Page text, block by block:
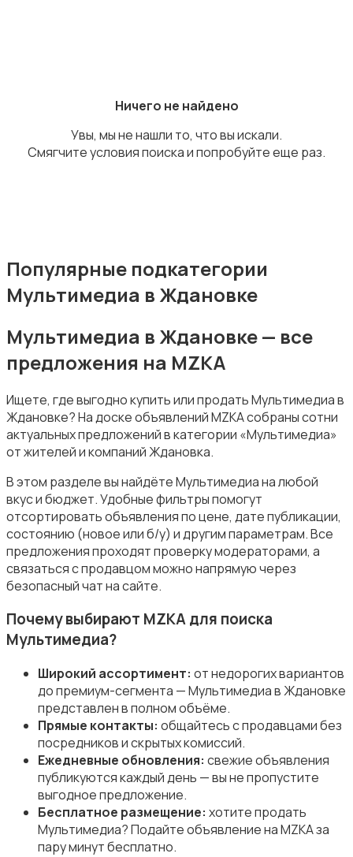
Накопители данных и картридеры
Программное обеспечение
Рули, джойстики, геймпады
Комплектующие и запчасти
Аксессуары
Ничего не найдено
Увы, мы не нашли то, что вы искали.
Смягчите условия поиска и попробуйте еще раз.
Популярные подкатегории
Мультимедиа в Ждановке
Мультимедиа в Ждановке — все
предложения на MZKA
Ищете, где выгодно купить или продать Мультимедиа в
Ждановке? На доске объявлений MZKA собраны сотни
актуальных предложений в категории «Мультимедиа»
от жителей и компаний Ждановка.
В этом разделе вы найдёте Мультимедиа на любой
вкус и бюджет. Удобные фильтры помогут
отсортировать объявления по цене, дате публикации,
состоянию (новое или б/у) и другим параметрам. Все
предложения проходят проверку модераторами, а
связаться с продавцом можно напрямую через
безопасный чат на сайте.
Почему выбирают MZKA для поиска
Мультимедиа?
Широкий ассортимент: от недорогих вариантов
до премиум-сегмента — Мультимедиа в Ждановке
представлен в полном объёме.
Прямые контакты: общайтесь с продавцами без
посредников и скрытых комиссий.
Ежедневные обновления: свежие объявления
публикуются каждый день — вы не пропустите
выгодное предложение.
Бесплатное размещение: хотите продать
Мультимедиа? Подайте объявление на MZKA за
пару минут бесплатно.